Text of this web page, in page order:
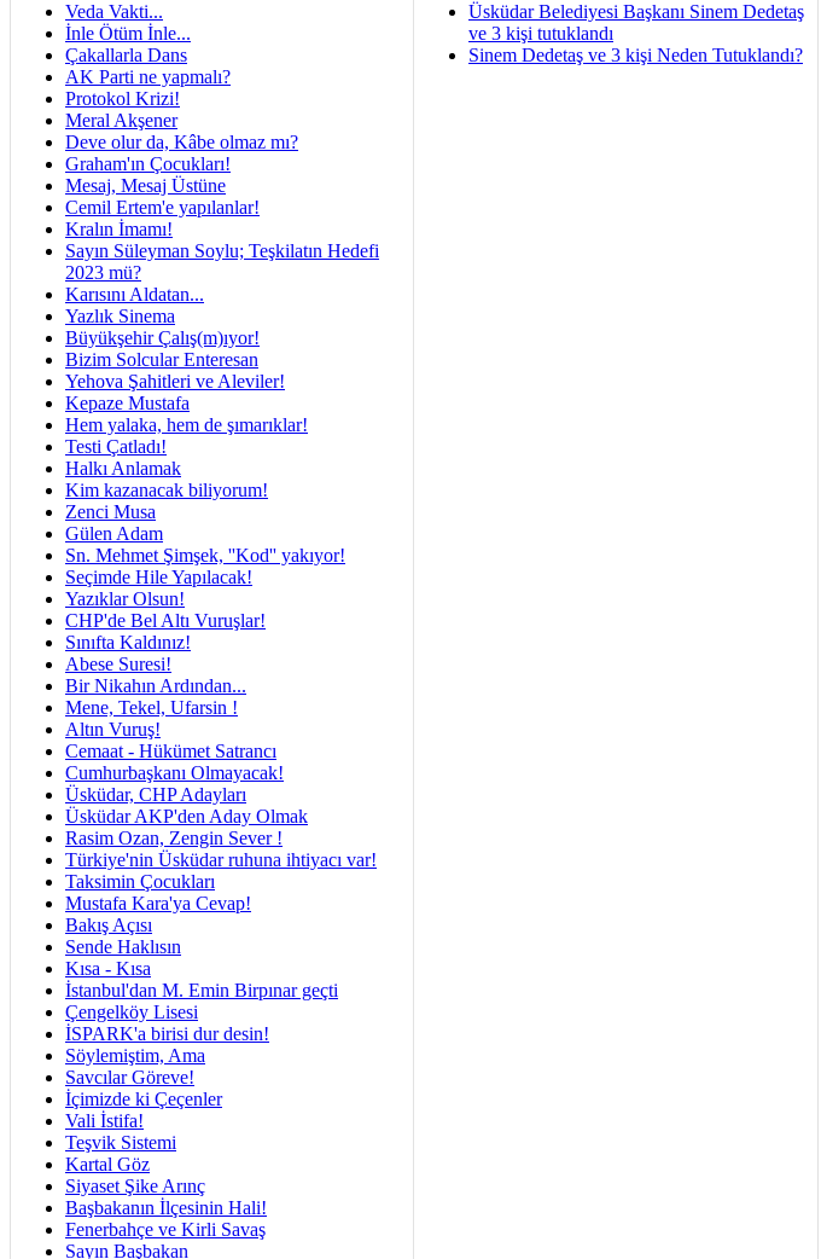
Veda Vakti...
İnle Ötüm İnle...
Çakallarla Dans
AK Parti ne yapmalı?
Protokol Krizi!
Meral Akşener
Deve olur da, Kâbe olmaz mı?
Graham'ın Çocukları!
Mesaj, Mesaj Üstüne
Cemil Ertem'e yapılanlar!
Kralın İmamı!
Sayın Süleyman Soylu; Teşkilatın Hedefi
2023 mü?
Karısını Aldatan...
Yazlık Sinema
Büyükşehir Çalış(m)ıyor!
Bizim Solcular Enteresan
Yehova Şahitleri ve Aleviler!
Kepaze Mustafa
Hem yalaka, hem de şımarıklar!
Testi Çatladı!
Halkı Anlamak
Kim kazanacak biliyorum!
Zenci Musa
Gülen Adam
Sn. Mehmet Şimşek, ''Kod'' yakıyor!
Seçimde Hile Yapılacak!
Yazıklar Olsun!
CHP'de Bel Altı Vuruşlar!
Sınıfta Kaldınız!
Abese Suresi!
Bir Nikahın Ardından...
Mene, Tekel, Ufarsin !
Altın Vuruş!
Cemaat - Hükümet Satrancı
Cumhurbaşkanı Olmayacak!
Üsküdar, CHP Adayları
Üsküdar AKP'den Aday Olmak
Rasim Ozan, Zengin Sever !
Türkiye'nin Üsküdar ruhuna ihtiyacı var!
Taksimin Çocukları
Mustafa Kara'ya Cevap!
Bakış Açısı
Sende Haklısın
Kısa - Kısa
İstanbul'dan M. Emin Birpınar geçti
Çengelköy Lisesi
İSPARK'a birisi dur desin!
Söylemiştim, Ama
Savcılar Göreve!
İçimizde ki Çeçenler
Vali İstifa!
Teşvik Sistemi
Kartal Göz
Siyaset Şike Arınç
Başbakanın İlçesinin Hali!
Fenerbahçe ve Kirli Savaş
Sayın Başbakan
Üsküdar Belediyesi Başkanı Sinem Dedetaş
ve 3 kişi tutuklandı
Sinem Dedetaş ve 3 kişi Neden Tutuklandı?